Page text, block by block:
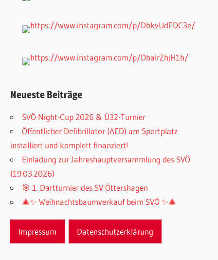
Neueste Beiträge
SVÖ Night-Cup 2026 & Ü32-Turnier
Öffentlicher Defibrillator (AED) am Sportplatz
installiert und komplett finanziert!
Einladung zur Jahreshauptversammlung des SVÖ
(19.03.2026)
🎯 1. Dartturnier des SV Öttershagen
🎄✨ Weihnachtsbaumverkauf beim SVÖ ✨🎄
Impressum Datenschutzerklärung